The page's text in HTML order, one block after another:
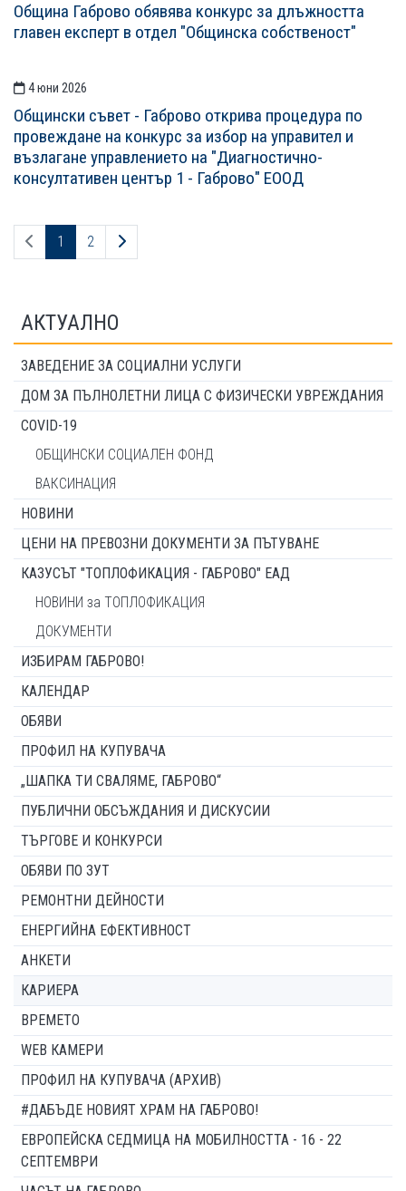
Община Габрово обявява конкурс за длъжността
главен експерт в отдел "Общинска собственост"
4 юни 2026
Общински съвет - Габрово открива процедура по
провеждане на конкурс за избор на управител и
възлагане управлението на "Диагностично-
консултативен център 1 - Габрово" ЕООД
Предходна страница
1 2 Следваща страница
АКТУАЛНО
ЗАВЕДЕНИЕ ЗА СОЦИАЛНИ УСЛУГИ
ДОМ ЗА ПЪЛНОЛЕТНИ ЛИЦА С ФИЗИЧЕСКИ УВРЕЖДАНИЯ
COVID-19
ОБЩИНСКИ СОЦИАЛЕН ФОНД
ВАКСИНАЦИЯ
НОВИНИ
ЦЕНИ НА ПРЕВОЗНИ ДОКУМЕНТИ ЗА ПЪТУВАНЕ
КАЗУСЪТ "ТОПЛОФИКАЦИЯ - ГАБРОВО" ЕАД
НОВИНИ за ТОПЛОФИКАЦИЯ
ДОКУМЕНТИ
ИЗБИРАМ ГАБРОВО!
КАЛЕНДАР
ОБЯВИ
ПРОФИЛ НА КУПУВАЧА
„ШАПКА ТИ СВАЛЯМЕ, ГАБРОВО“
ПУБЛИЧНИ ОБСЪЖДАНИЯ И ДИСКУСИИ
ТЪРГОВЕ И КОНКУРСИ
ОБЯВИ ПО ЗУТ
РЕМОНТНИ ДЕЙНОСТИ
ЕНЕРГИЙНА ЕФЕКТИВНОСТ
АНКЕТИ
КАРИЕРА
ВРЕМЕТО
WEB КАМЕРИ
ПРОФИЛ НА КУПУВАЧА (АРХИВ)
#ДАБЪДЕ НОВИЯТ ХРАМ НА ГАБРОВО!
ЕВРОПЕЙСКА СЕДМИЦА НА МОБИЛНОСТТА - 16 - 22
СЕПТЕМВРИ